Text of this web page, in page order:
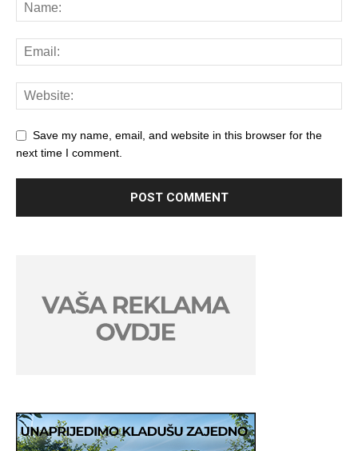
Save my name, email, and website in this browser for the
next time I comment.